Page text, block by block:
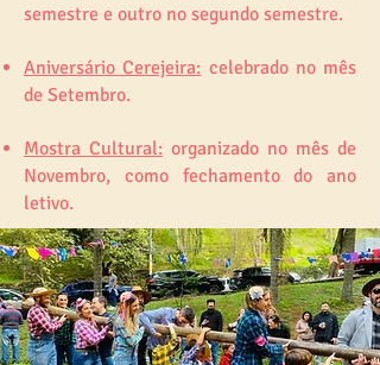
semestre e outro no segundo semestre.
Aniversário Cerejeira: celebrado no mês
de Setembro.
Mostra Cultural: organizado no mês de
Novembro, como fechamento do ano
letivo.